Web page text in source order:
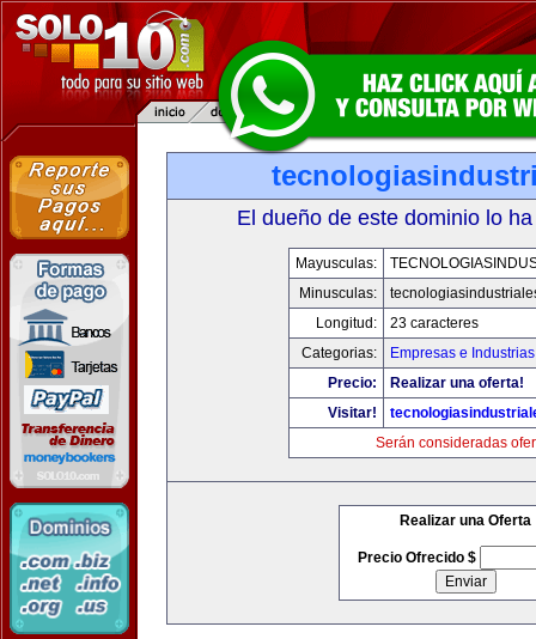
El dueño de este dominio lo
Mayusculas:
Minusculas:
Longitud:
23 caracteres
Categorias:
Empresas e Industrias
Precio:
Realizar una oferta!
Visitar!
Serán consideradas
Realizar una Oferta
Precio Ofrecido $